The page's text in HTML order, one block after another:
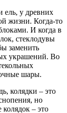
ель, у древних
жизни. Когда-то
И когда в
стеклодувы
заменить
украшений. Во
шары.
колядки – это
но
– это